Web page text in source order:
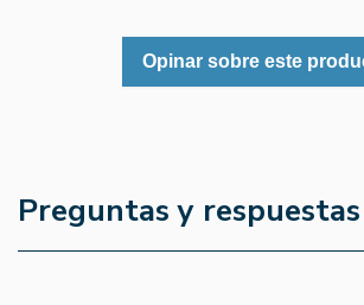
Opinar sobre este
Preguntas y respuestas